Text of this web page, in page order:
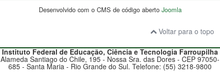
Desenvolvido com o CMS de código aberto Joomla
Voltar para o topo
Instituto Federal de Educação, Ciência e TecnologiaFarroupilha
Alameda Santiago do Chile, 195 - Nossa Sra. das Dores - CEP 97050-
685 - Santa Maria - Rio Grande do Sul. Telefone: (55) 3218-9800